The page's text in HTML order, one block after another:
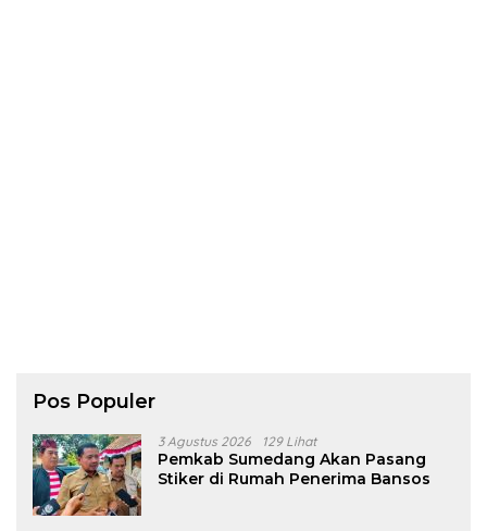
Pos Populer
3 Agustus 2026 129 Lihat
Pemkab Sumedang Akan Pasang
Stiker di Rumah Penerima Bansos